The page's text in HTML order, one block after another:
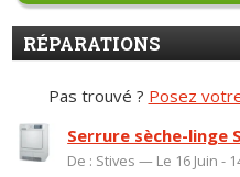
RÉPARATIONS
Pas trouvé ? Posez
Serrure sèche-linge
De : Stives — Le 16 Juin -